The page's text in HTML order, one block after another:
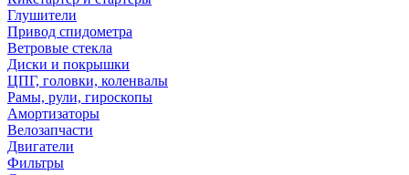
Глушители
Привод спидометра
Ветровые стекла
Диски и покрышки
ЦПГ, головки, коленвалы
Рамы, рули, гироскопы
Амортизаторы
Велозапчасти
Двигатели
Фильтры